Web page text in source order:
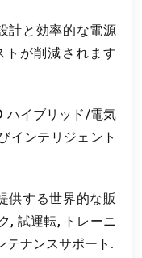
計と効率的な電源
トが削減されます
ハイブリッド/電気
インテリジェント
供する世界的な販
, 試運転, トレーニ
テナンスサポート.